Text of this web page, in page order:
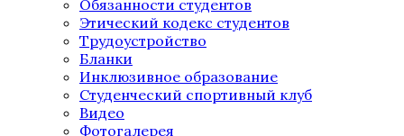
Обязанности студентов
Этический кодекс студентов
Трудоустройство
Бланки
Инклюзивное образование
Студенческий спортивный клуб
Видео
Фотогалерея